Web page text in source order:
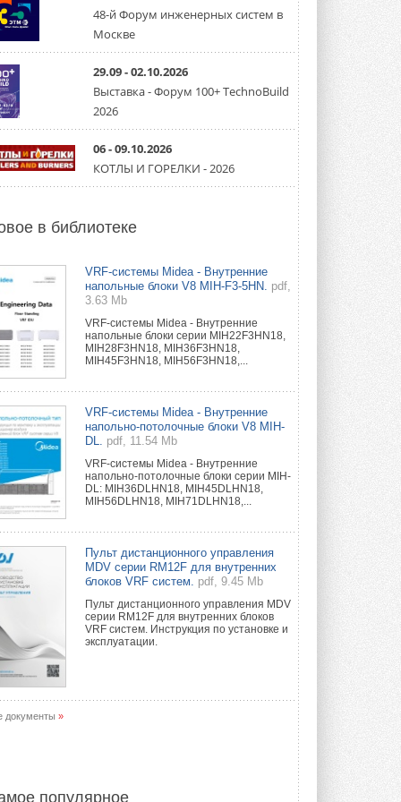
охлаждения для ЦОД
Mitsubishi Electric создаёт в США новую
компанию MEHITS US Inc. ...
31 ИЮЛЯ 2026
США запретили использование
иностранных инверторов
комиссия по связи США (FCC) обновила
свой специальный перечень Covered ...
31 ИЮЛЯ 2026
солнечные панели в МКД
30 ИЮЛЯ 2026
Канальные вентиляторы с ЕС-
двигателями Sysimple TRS EC
Poti
Новинка от Системэйр —
прямоугольный канальный ...
Краска для окон: как выбрать
состав, который не
растрескается после первой
зимы
Частые вопросы о краске для окон ...
30 ИЮЛЯ 2026
новую серию консольных
Усовершенствованная гидравлика
помогает снизить энергопотребление ...
30 ИЮЛЯ 2026
Группа «Теплолюкс» открыла
новую производственную
площадку
29 ИЮЛЯ 2026
48-й Форум инженерных систем в
Москве
29.09 - 02.10.2026
Выставка - Форум 100+ TechnoBuild
2026
06 - 09.10.2026
КОТЛЫ И ГОРЕЛКИ - 2026
в библиотеке
VRF-системы Midea - Внутренние
напольные блоки V8 MIH-F3-5HN. pdf,
3.63 Mb
VRF-системы Midea - Внутренние
напольные блоки серии MIH22F3HN18,
MIH28F3HN18, MIH36F3HN18,
MIH45F3HN18, MIH56F3HN18,...
VRF-системы Midea - Внутренние
напольно-потолочные блоки V8 MIH-
DL.
pdf, 11.54 Mb
VRF-системы Midea - Внутренние
напольно-потолочные блоки серии MIH-
DL: MIH36DLHN18, MIH45DLHN18,
MIH56DLHN18, MIH71DLHN18,...
Пульт дистанционного управления
MDV серии RM12F для внутренних
блоков VRF систем.
pdf, 9.45 Mb
Пульт дистанционного управления MDV
серии RM12F для внутренних блоков
VRF систем. Инструкция по установке и
эксплуатации.
документы »
популярное